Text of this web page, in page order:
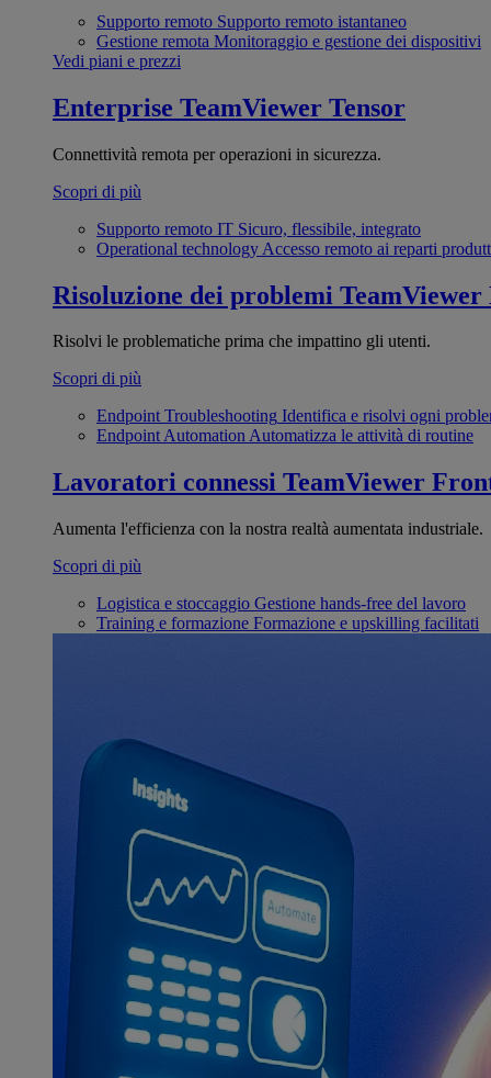
Supporto remoto Supporto remoto istantaneo
Gestione remota Monitoraggio e gestione dei dispositivi
Vedi piani e prezzi
Enterprise TeamViewer Tensor
Connettività remota per operazioni in sicurezza.
Scopri di più
Supporto remoto IT Sicuro, flessibile, integrato
Operational technology Accesso remoto ai reparti
Risoluzione dei problemi TeamViewer
Risolvi le problematiche prima che impattino gli utenti.
Scopri di più
Endpoint Troubleshooting Identifica e risolvi ogni
Endpoint AutomationAutomatizza le attività di routine
Lavoratori connessi TeamViewer
Aumenta l'efficienza con la nostra realtà aumentata industriale.
Scopri di più
Logistica e stoccaggio Gestione hands-free del lavoro
Training e formazione Formazione e upskilling facilitati